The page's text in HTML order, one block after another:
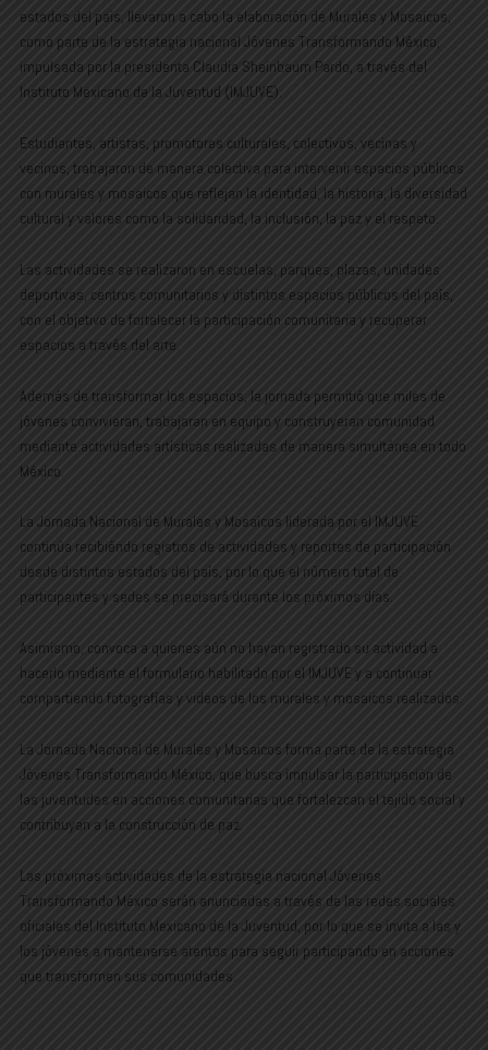
estados del país, llevaron a cabo la elaboración de Murales y Mosaicos,
como parte de la estrategia nacional Jóvenes Transformando México,
impulsada por la presidenta Claudia Sheinbaum Pardo, a través del
Instituto Mexicano de la Juventud (IMJUVE).
Estudiantes, artistas, promotores culturales, colectivos, vecinas y
vecinos, trabajaron de manera colectiva para intervenir espacios públicos
con murales y mosaicos que reflejan la identidad, la historia, la diversidad
cultural y valores como la solidaridad, la inclusión, la paz y el respeto.
Las actividades se realizaron en escuelas, parques, plazas, unidades
deportivas, centros comunitarios y distintos espacios públicos del país,
con el objetivo de fortalecer la participación comunitaria y recuperar
espacios a través del arte.
Además de transformar los espacios, la jornada permitió que miles de
jóvenes convivieran, trabajaran en equipo y construyeran comunidad
mediante actividades artísticas realizadas de manera simultánea en todo
México.
La Jornada Nacional de Murales y Mosaicos liderada por el IMJUVE
continúa recibiéndo registros de actividades y reportes de participación
desde distintos estados del país, por lo que el número total de
participantes y sedes se precisará durante los próximos días.
Asimismo, convoca a quienes aún no hayan registrado su actividad a
hacerlo mediante el formulario habilitado por el IMJUVE y a continuar
compartiendo fotografías y videos de los murales y mosaicos realizados.
La Jornada Nacional de Murales y Mosaicos forma parte de la estrategia
Jóvenes Transformando México, que busca impulsar la participación de
las juventudes en acciones comunitarias que fortalezcan el tejido social y
contribuyan a la construcción de paz.
Las próximas actividades de la estrategia nacional Jóvenes
Transformando México serán anunciadas a través de las redes sociales
oficiales del Instituto Mexicano de la Juventud, por lo que se invita a las y
los jóvenes a mantenerse atentos para seguir participando en acciones
que transformen sus comunidades.